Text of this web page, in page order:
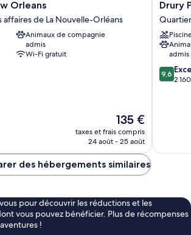
Orleans
de La Nouvelle-Orléans
Animaux de compagnie
admis
Wi-Fi gratuit
Le
nouveau
prix
de
135 €
taxes et frais compris
24 août - 25 août
Drury
Plaza
Hotel
New
Orleans
Quartier
central
des
Drury
admis
9.6
sur
9,6
2
des hébergements similaires
pour découvrir les réductions et les
vous pouvez bénéficier. Plus de récompenses
!